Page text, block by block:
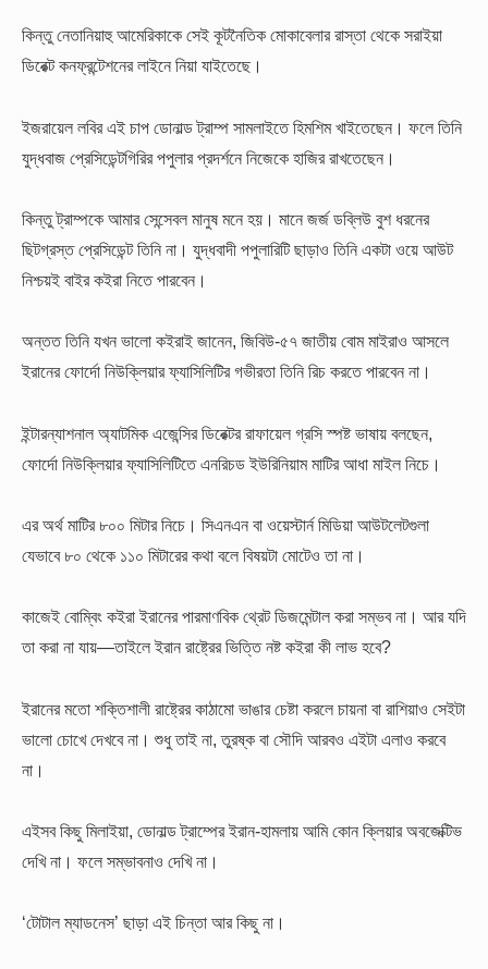
কিন্তু নেতানিয়াহু আমেরিকাকে সেই কূটনৈতিক মোকাবেলার রাস্তা থেকে সরাইয়া
ডিরেক্ট কনফ্রন্টেশনের লাইনে নিয়া যাইতেছে।
ইজরায়েল লবির এই চাপ ডোনাল্ড ট্রাম্প সামলাইতে হিমশিম খাইতেছেন। ফলে তিনি
যুদ্ধবাজ প্রেসিডেন্টগিরির পপুলার প্রদর্শনে নিজেকে হাজির রাখতেছেন।
কিন্তু ট্রাম্পকে আমার সেন্সেবল মানুষ মনে হয়। মানে জর্জ ডব্লিউ বুশ ধরনের
ছিটগ্রস্ত প্রেসিডেন্ট তিনি না। যুদ্ধবাদী পপুলারিটি ছাড়াও তিনি একটা ওয়ে আউট
নিশ্চয়ই বাইর কইরা নিতে পারবেন।
অন্তত তিনি যখন ভালো কইরাই জানেন, জিবিউ-৫৭ জাতীয় বোম মাইরাও আসলে
ইরানের ফোর্দো নিউক্লিয়ার ফ্যাসিলিটির গভীরতা তিনি রিচ করতে পারবেন না।
ইন্টারন্যাশনাল অ্যাটমিক এজেন্সির ডিরেক্টর রাফায়েল গ্রসি স্পষ্ট ভাষায় বলছেন,
ফোর্দো নিউক্লিয়ার ফ্যাসিলিটিতে এনরিচড ইউরিনিয়াম মাটির আধা মাইল নিচে।
এর অর্থ মাটির ৮০০ মিটার নিচে। সিএনএন বা ওয়েস্টার্ন মিডিয়া আউটলেটগুলা
যেভাবে ৮০ থেকে ১১০ মিটারের কথা বলে বিষয়টা মোটেও তা না।
কাজেই বোম্বিং কইরা ইরানের পারমাণবিক থ্রেট ডিজমেন্টাল করা সম্ভব না। আর যদি
তা করা না যায়—তাইলে ইরান রাষ্ট্রের ভিত্তি নষ্ট কইরা কী লাভ হবে?
ইরানের মতো শক্তিশালী রাষ্ট্রের কাঠামো ভাঙার চেষ্টা করলে চায়না বা রাশিয়াও সেইটা
ভালো চোখে দেখবে না। শুধু তাই না, তুরষ্ক বা সৌদি আরবও এইটা এলাও করবে
না।
এইসব কিছু মিলাইয়া, ডোনাল্ড ট্রাম্পের ইরান-হামলায় আমি কোন ক্লিয়ার অবজেক্টিভ
দেখি না। ফলে সম্ভাবনাও দেখি না।
‘টোটাল ম্যাডনেস’ ছাড়া এই চিন্তা আর কিছু না।